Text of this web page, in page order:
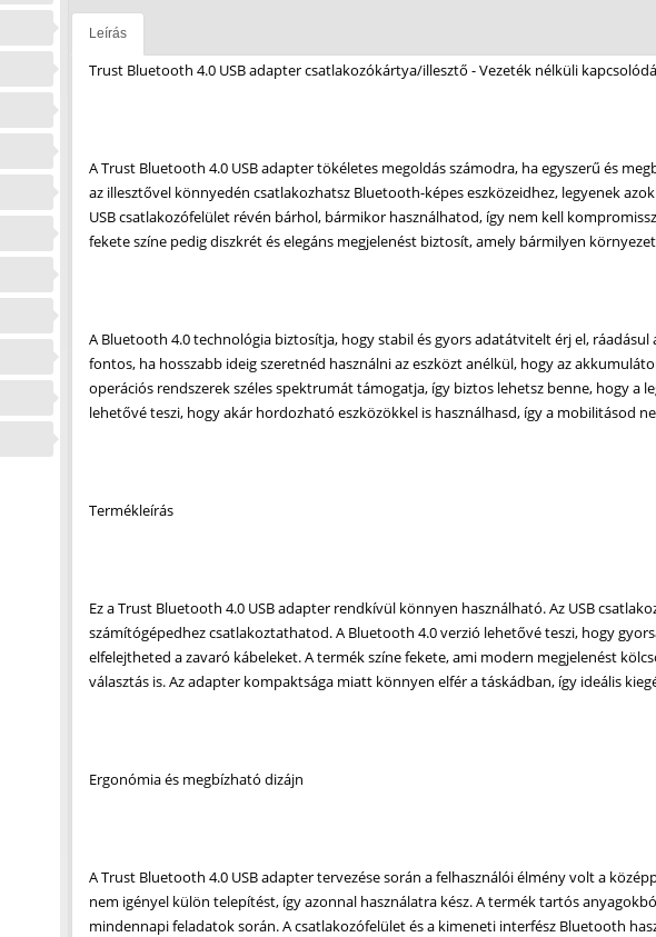
Leírás
Trust Bluetooth 4.0 USB adapter csatlakozókártya/illesztő - Vezeték nélküli
A Trust Bluetooth 4.0 USB adapter tökéletes megoldás számodra, ha egyszerű és
az illesztővel könnyedén csatlakozhatsz Bluetooth-képes eszközeidhez, legyenek
USB csatlakozófelület révén bárhol, bármikor használhatod, így nem kell
fekete színe pedig diszkrét és elegáns megjelenést biztosít, amely bármilyen
A Bluetooth 4.0 technológia biztosítja, hogy stabil és gyors adatátvitelt érj el,
fontos, ha hosszabb ideig szeretnéd használni az eszközt anélkül, hogy az
operációs rendszerek széles spektrumát támogatja, így biztos lehetsz benne, hogy a
lehetővé teszi, hogy akár hordozható eszközökkel is használhasd, így a mobilitásod
Termékleírás
Ez a Trust Bluetooth 4.0 USB adapter rendkívül könnyen használható. Az USB
számítógépedhez csatlakoztathatod. A Bluetooth 4.0 verzió lehetővé teszi, hogy
elfelejtheted a zavaró kábeleket. A termék színe fekete, ami modern megjelenést
választás is. Az adapter kompaktsága miatt könnyen elfér a táskádban, így ideális
Ergonómia és megbízható dizájn
A Trust Bluetooth 4.0 USB adapter tervezése során a felhasználói élmény volt a
nem igényel külön telepítést, így azonnal használatra kész. A termék tartós
mindennapi feladatok során. A csatlakozófelület és a kimeneti interfész Bluetooth